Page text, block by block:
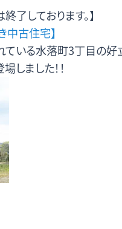
売却の豆知識
定
了しております。】
中古住宅】
ている水落町3丁目の好
ました！！